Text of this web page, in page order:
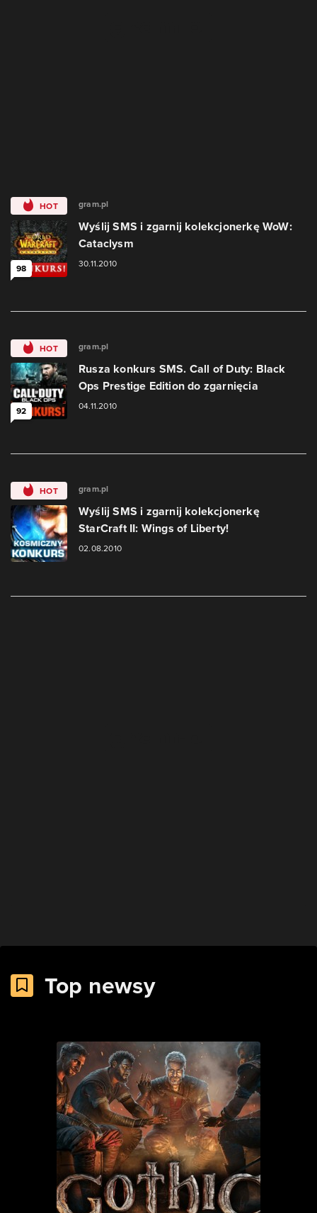
HOT
98
gram.pl
Wyślij SMS i zgarnij kolekcjonerkę WoW:
Cataclysm
30.11.2010
HOT
92
gram.pl
Rusza konkurs SMS. Call of Duty: Black
Ops Prestige Edition do zgarnięcia
04.11.2010
HOT gram.pl
Wyślij SMS i zgarnij kolekcjonerkę
StarCraft II: Wings of Liberty!
02.08.2010
Top newsy